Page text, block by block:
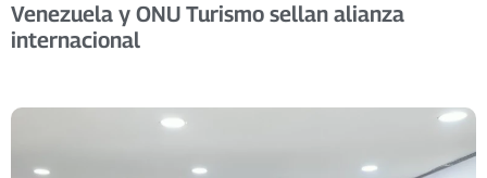
Venezuela y ONU Turismo sellan alianza
internacional